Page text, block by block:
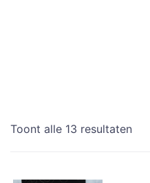
Toont alle 13 resultaten